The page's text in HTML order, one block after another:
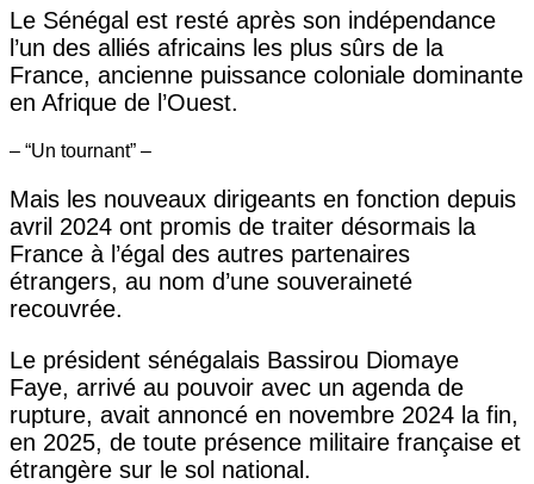
Le Sénégal est resté après son indépendance
l’un des alliés africains les plus sûrs de la
France, ancienne puissance coloniale dominante
en Afrique de l’Ouest.
– “Un tournant” –
Mais les nouveaux dirigeants en fonction depuis
avril 2024 ont promis de traiter désormais la
France à l’égal des autres partenaires
étrangers, au nom d’une souveraineté
recouvrée.
Le président sénégalais Bassirou Diomaye
Faye, arrivé au pouvoir avec un agenda de
rupture, avait annoncé en novembre 2024 la fin,
en 2025, de toute présence militaire française et
étrangère sur le sol national.